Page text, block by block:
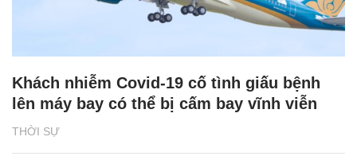
THỜI SỰ
Khách nhiễm Covid-19 cố tình giấu bệnh
lên máy bay có thể bị cấm bay vĩnh viễn